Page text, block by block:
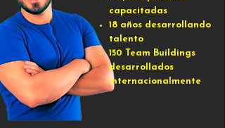
capacitadas
18 años desarrollando
talento
150 Team Buildings
desarrollados
internacionalmente